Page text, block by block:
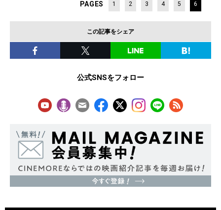
PAGES 1 2 3 4 5 6
この記事をシェア
公式SNSをフォロー